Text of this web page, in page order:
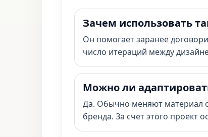
Зачем использовать
Он помогает заранее
число итераций между
Можно ли
Да. Обычно меняют материал
бренда. За счет этого проект